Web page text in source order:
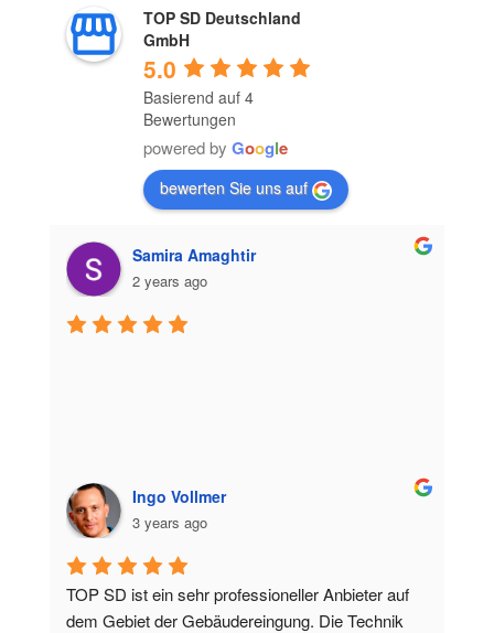
TOP SD Deutschland
GmbH
5.0
Basierend auf 4
Bewertungen
powered by Google
bewerten Sie uns auf
Samira Amaghtir
2 years ago
Ingo Vollmer
3 years ago
TOP SD ist ein sehr professioneller Anbieter auf
dem Gebiet der Gebäudereingung. Die Technik